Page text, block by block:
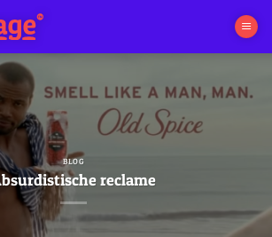
BLOG
reclame